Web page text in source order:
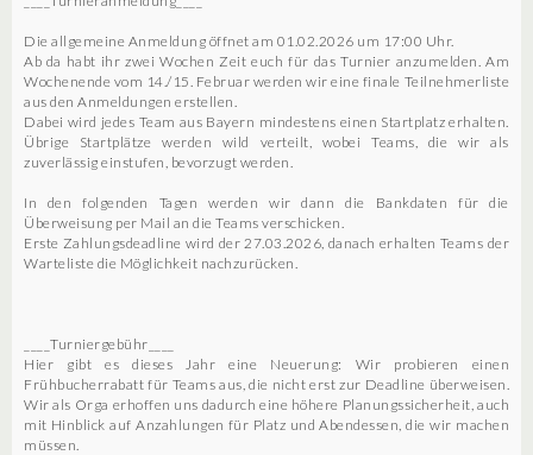
Die allgemeine Anmeldung öffnet am 01.02.2026 um 17:00 Uhr.
Ab da habt ihr zwei Wochen Zeit euch für das Turnier anzumelden. Am
Wochenende vom 14./15. Februar werden wir eine finale Teilnehmerliste
aus den Anmeldungen erstellen.
Dabei wird jedes Team aus Bayern mindestens einen Startplatz erhalten.
Übrige Startplätze werden wild verteilt, wobei Teams, die wir als
zuverlässig einstufen, bevorzugt werden.
In den folgenden Tagen werden wir dann die Bankdaten für die
Überweisung per Mail an die Teams verschicken.
Erste Zahlungsdeadline wird der 27.03.2026, danach erhalten Teams der
Warteliste die Möglichkeit nachzurücken.
____Turniergebühr____
Hier gibt es dieses Jahr eine Neuerung: Wir probieren einen
Frühbucherrabatt für Teams aus, die nicht erst zur Deadline überweisen.
Wir als Orga erhoffen uns dadurch eine höhere Planungssicherheit, auch
mit Hinblick auf Anzahlungen für Platz und Abendessen, die wir machen
müssen.